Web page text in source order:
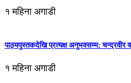
१ महिना अगाडी
पाठ्यपुस्तकदेखि प्रत्यक्ष अनुभवसम्म: चन्द्रवीर
१ महिना अगाडी